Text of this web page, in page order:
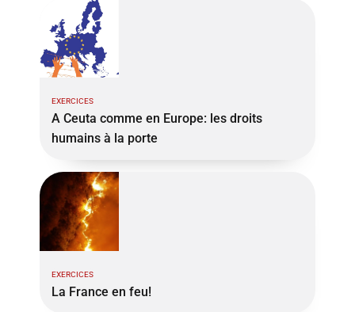
EXERCICES
A Ceuta comme en Europe: les droits
humains à la porte
EXERCICES
La France en feu!